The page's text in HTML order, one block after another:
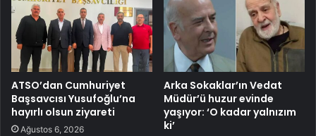
ATSO’dan Cumhuriyet
Başsavcısı Yusufoğlu’na
hayırlı olsun ziyareti
Ağustos 6, 2026
Arka Sokaklar’ın Vedat
Müdür’ü huzur evinde
yaşıyor: ‘O kadar yalnızım
ki’